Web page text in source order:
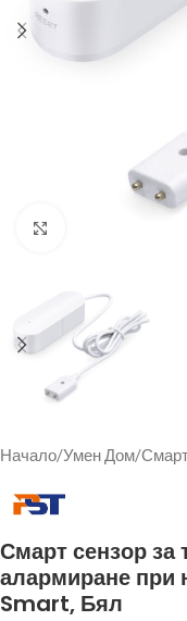
Начало/Умен Дом/
Смарт сензор за
алармиране при
Smart, Бял